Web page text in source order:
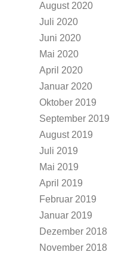
August 2020
Juli 2020
Juni 2020
Mai 2020
April 2020
Januar 2020
Oktober 2019
September 2019
August 2019
Juli 2019
Mai 2019
April 2019
Februar 2019
Januar 2019
Dezember 2018
November 2018